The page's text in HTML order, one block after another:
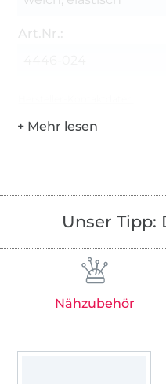
Art.Nr.:
Unser Tipp:
Nähzubehör